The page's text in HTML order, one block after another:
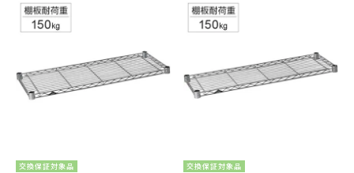
交換保証対象品 交換保証対象品